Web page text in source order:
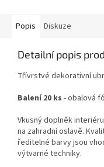
Popis Diskuze
Detailní popis
Třívrstvé dekorativní
Balení 20 ks - obalová
Vkusný doplněk
na zahradní oslavě.
ředitelné barvy jsou
výtvarné techniky.